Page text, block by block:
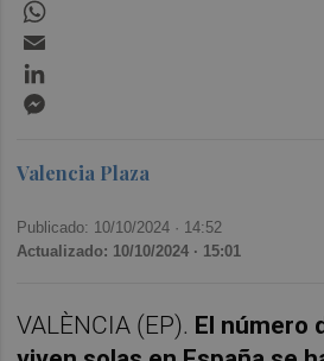
Valencia Plaza
Publicado: 10/10/2024 · 14:52
Actualizado: 10/10/2024 · 15:01
VALÈNCIA (EP). El número